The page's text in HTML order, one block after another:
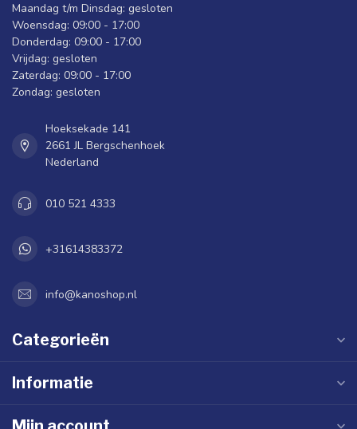
Maandag t/m Dinsdag: gesloten
Woensdag: 09:00 - 17:00
Donderdag: 09:00 - 17:00
Vrijdag: gesloten
Zaterdag: 09:00 - 17:00
Zondag: gesloten
Hoeksekade 141
2661 JL Bergschenhoek
Nederland
010 521 4333
+31614383372
info@kanoshop.nl
Categorieën
Informatie